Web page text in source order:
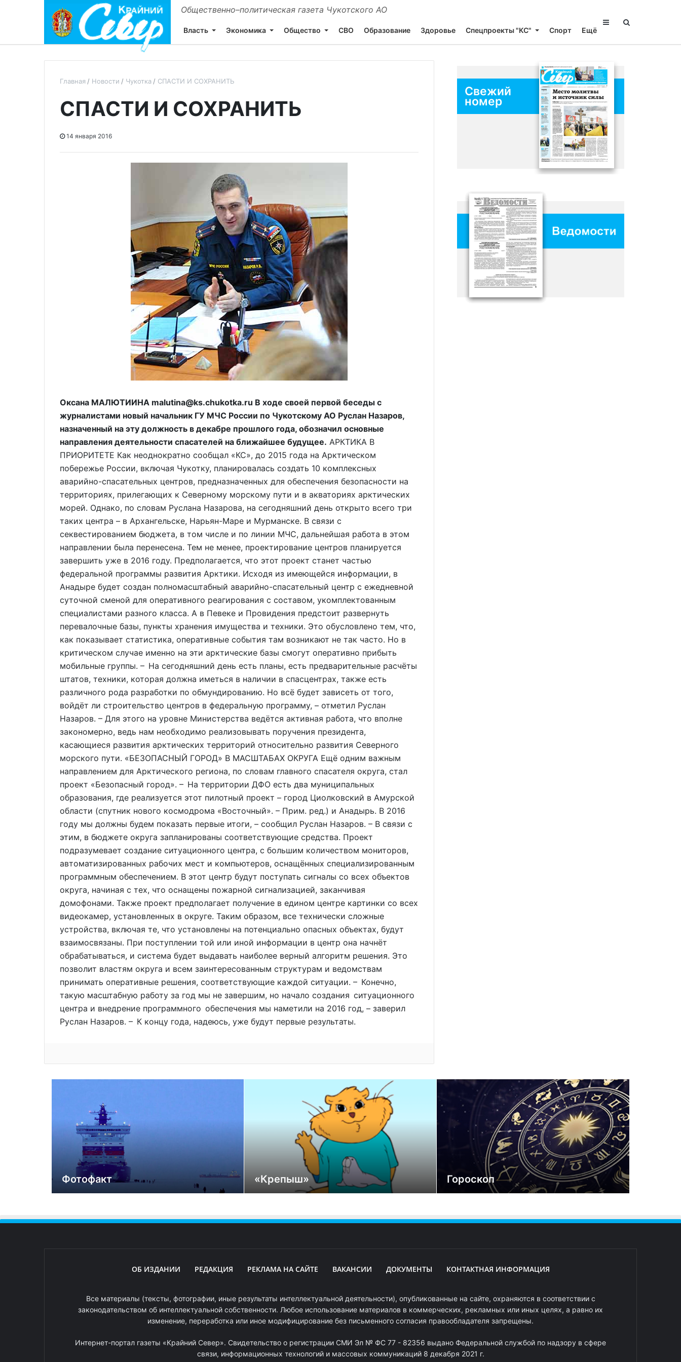
Общественно–политическая газета Чукотского АО
Власть Экономика Общество СВО Образование Здоровье Спецпроекты "КС" Спорт Ещё
Главная Новости Чукотка СПАСТИ И СОХРАНИТЬ
СПАСТИ И СОХРАНИТЬ
14 января 2016
Оксана МАЛЮТИИНА malutina@ks.chukotka.ru В ходе своей первой беседы с
журналистами новый начальник ГУ МЧС России по Чукотскому АО Руслан Назаров,
назначенный на эту должность в декабре прошлого года, обозначил основные
направления деятельности спасателей на ближайшее будущее. АРКТИКА В
ПРИОРИТЕТЕ Как неоднократно сообщал «КС», до 2015 года на Арктическом
побережье России, включая Чукотку, планировалась создать 10 комплексных
аварийно-спасательных центров, предназначенных для обеспечения безопасности на
территориях, прилегающих к Северному морскому пути и в акваториях арктических
морей. Однако, по словам Руслана Назарова, на сегодняшний день открыто всего три
таких центра – в Архангельске, Нарьян-Маре и Мурманске. В связи с
секвестированием бюджета, в том числе и по линии МЧС, дальнейшая работа в этом
направлении была перенесена. Тем не менее, проектирование центров планируется
завершить уже в 2016 году. Предполагается, что этот проект станет частью
федеральной программы развития Арктики. Исходя из имеющейся информации, в
Анадыре будет создан полномасштабный аварийно-спасательный центр с ежедневной
суточной сменой для оперативного реагирования с составом, укомплектованным
специалистами разного класса. А в Певеке и Провидения предстоит развернуть
перевалочные базы, пункты хранения имущества и техники. Это обусловлено тем, что,
как показывает статистика, оперативные события там возникают не так часто. Но в
критическом случае именно на эти арктические базы смогут оперативно прибыть
мобильные группы. – На сегодняшний день есть планы, есть предварительные расчёты
штатов, техники, которая должна иметься в наличии в спасцентрах, также есть
различного рода разработки по обмундированию. Но всё будет зависеть от того,
войдёт ли строительство центров в федеральную программу, – отметил Руслан
Назаров. – Для этого на уровне Министерства ведётся активная работа, что вполне
закономерно, ведь нам необходимо реализовывать поручения президента,
касающиеся развития арктических территорий относительно развития Северного
морского пути. «БЕЗОПАСНЫЙ ГОРОД» В МАСШТАБАХ ОКРУГА Ещё одним важным
направлением для Арктического региона, по словам главного спасателя округа, стал
проект «Безопасный город». – На территории ДФО есть два муниципальных
образования, где реализуется этот пилотный проект – город Циолковский в Амурской
области (спутник нового космодрома «Восточный». – Прим. ред.) и Анадырь. В 2016
году мы должны будем показать первые итоги, – сообщил Руслан Назаров. – В связи с
этим, в бюджете округа запланированы соответствующие средства. Проект
подразумевает создание ситуационного центра, с большим количеством мониторов,
автоматизированных рабочих мест и компьютеров, оснащённых специализированным
программным обеспечением. В этот центр будут поступать сигналы со всех объектов
округа, начиная с тех, что оснащены пожарной сигнализацией, заканчивая
домофонами. Также проект предполагает получение в едином центре картинки со всех
видеокамер, установленных в округе. Таким образом, все технически сложные
устройства, включая те, что установлены на потенциально опасных объектах, будут
взаимосвязаны. При поступлении той или иной информации в центр она начнёт
обрабатываться, и система будет выдавать наиболее верный алгоритм решения. Это
позволит властям округа и всем заинтересованным структурам и ведомствам
принимать оперативные решения, соответствующие каждой ситуации. – Конечно,
такую масштабную работу за год мы не завершим, но начало создания ситуационного
центра и внедрение программного обеспечения мы наметили на 2016 год, – заверил
Руслан Назаров. – К концу года, надеюсь, уже будут первые результаты.
Свежий
номер
Фотофакт «Крепыш» Гороскоп
ОБ ИЗДАНИИ РЕДАКЦИЯ РЕКЛАМА НА САЙТЕ ВАКАНСИИ ДОКУМЕНТЫ КОНТАКТНАЯ ИНФОРМАЦИЯ
Все материалы (тексты, фотографии, иные результаты интеллектуальной деятельности), опубликованные на сайте, охраняются в соответствии с
законодательством об интеллектуальной собственности. Любое использование материалов в коммерческих, рекламных или иных целях, а равно их
изменение, переработка или иное модифицирование без письменного согласия правообладателя запрещены.
Интернет-портал газеты «Крайний Север». Свидетельство о регистрации СМИ Эл № ФС 77 - 82356 выдано Федеральной службой по надзору в сфере
связи, информационных технологий и массовых коммуникаций 8 декабря 2021 г.